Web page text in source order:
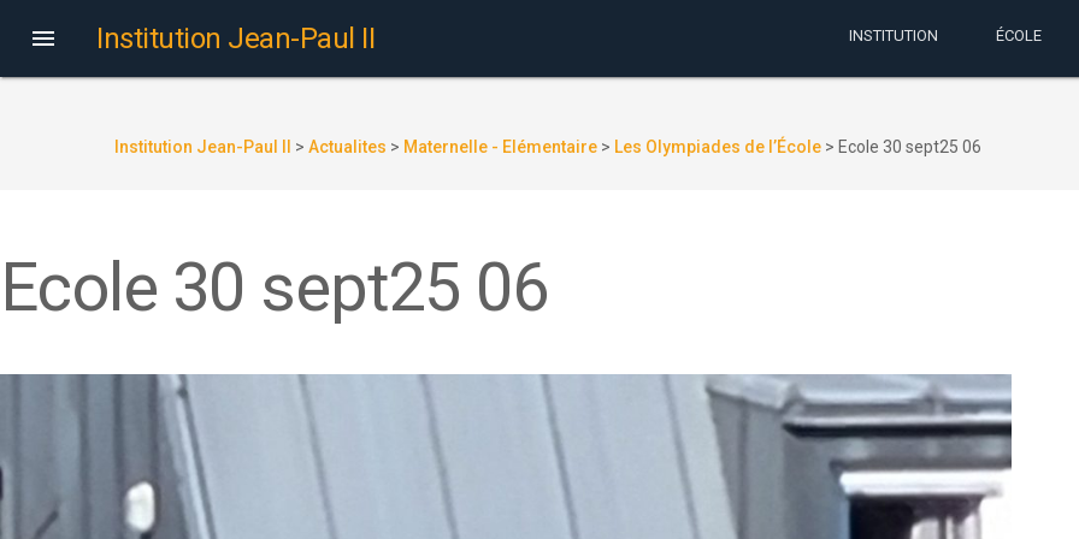
 Institution Jean-Paul II INSTITUTION ÉCOLE
Institution Jean-Paul II > Actualites > Maternelle - Elémentaire > Les Olympiades de l’École > Ecole 30 sept25 06
Ecole 30 sept25 06